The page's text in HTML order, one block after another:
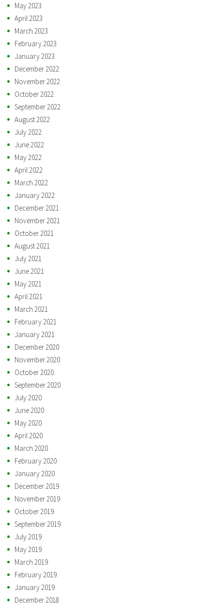
May 2023
April 2023
March 2023
February 2023
January 2023
December 2022
November 2022
October 2022
September 2022
August 2022
July 2022
June 2022
May 2022
April 2022
March 2022
January 2022
December 2021
November 2021
October 2021
August 2021
July 2021
June 2021
May 2021
April 2021
March 2021
February 2021
January 2021
December 2020
November 2020
October 2020
September 2020
July 2020
June 2020
May 2020
April 2020
March 2020
February 2020
January 2020
December 2019
November 2019
October 2019
September 2019
July 2019
May 2019
March 2019
February 2019
January 2019
December 2018